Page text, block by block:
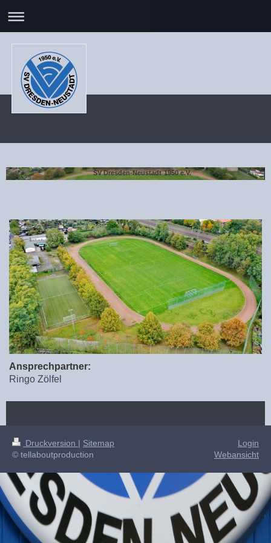
SV Dresden-Neustadt 1950 e.V.
Ansprechpartner:
Ringo Zölfel
Druckversion | Sitemap
© tellaboutproduction
Login
Webansicht